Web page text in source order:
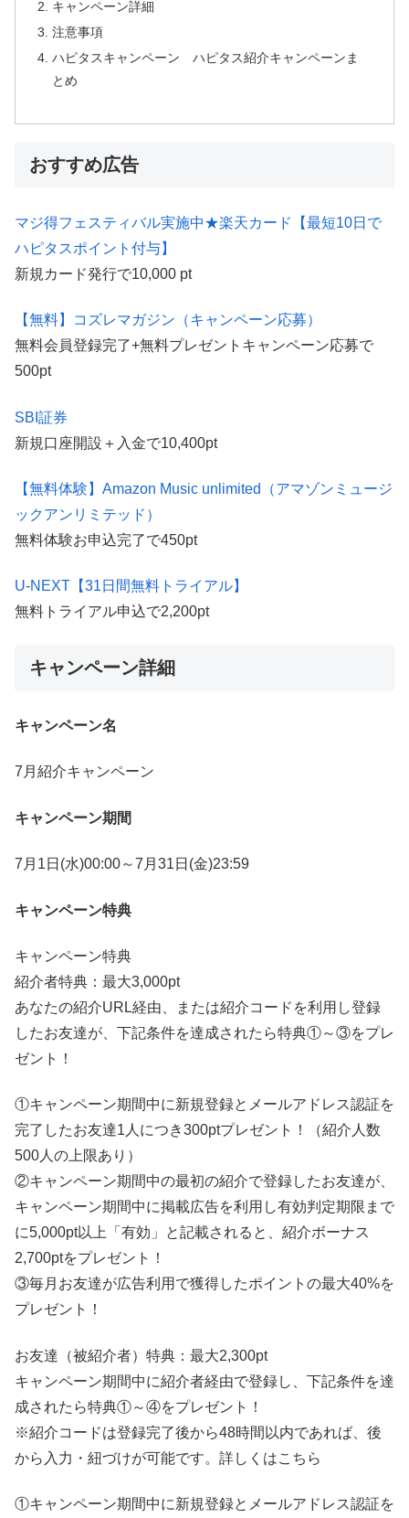
キャンペーン詳細
注意事項
ハピタスキャンペーン ハピタス紹介キャンペーンま
とめ
おすすめ広告
マジ得フェスティバル実施中★楽天カード【最短10日で
ハピタスポイント付与】
新規カード発行で10,000 pt
【無料】コズレマガジン（キャンペーン応募）
無料会員登録完了+無料プレゼントキャンペーン応募で
500pt
SBI証券
新規口座開設＋入金で10,400pt
【無料体験】Amazon Music unlimited（アマゾンミュージ
ックアンリミテッド）
無料体験お申込完了で450pt
U-NEXT【31日間無料トライアル】
無料トライアル申込で2,200pt
キャンペーン詳細
キャンペーン名
7月紹介キャンペーン
キャンペーン期間
7月1日(水)00:00～7月31日(金)23:59
キャンペーン特典
キャンペーン特典
紹介者特典：最大3,000pt
あなたの紹介URL経由、または紹介コードを利用し登録
したお友達が、下記条件を達成されたら特典①～③をプレ
ゼント！
①キャンペーン期間中に新規登録とメールアドレス認証を
完了したお友達1人につき300ptプレゼント！（紹介人数
500人の上限あり）
②キャンペーン期間中の最初の紹介で登録したお友達が、
キャンペーン期間中に掲載広告を利用し有効判定期限まで
に5,000pt以上「有効」と記載されると、紹介ボーナス
2,700ptをプレゼント！
③毎月お友達が広告利用で獲得したポイントの最大40%を
プレゼント！
お友達（被紹介者）特典：最大2,300pt
キャンペーン期間中に紹介者経由で登録し、下記条件を達
成されたら特典①～④をプレゼント！
※紹介コードは登録完了後から48時間以内であれば、後
から入力・紐づけが可能です。詳しくはこちら
①キャンペーン期間中に新規登録とメールアドレス認証を